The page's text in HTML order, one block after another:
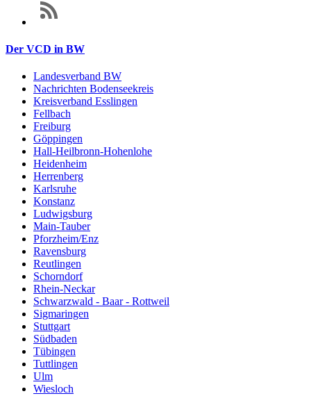
Der VCD in BW
Landesverband BW
Nachrichten Bodenseekreis
Kreisverband Esslingen
Fellbach
Freiburg
Göppingen
Hall-Heilbronn-Hohenlohe
Heidenheim
Herrenberg
Karlsruhe
Konstanz
Ludwigsburg
Main-Tauber
Pforzheim/Enz
Ravensburg
Reutlingen
Schorndorf
Rhein-Neckar
Schwarzwald - Baar - Rottweil
Sigmaringen
Stuttgart
Südbaden
Tübingen
Tuttlingen
Ulm
Wiesloch